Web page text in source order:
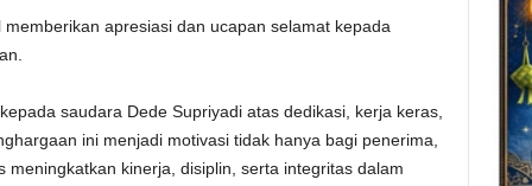
apresiasi dan ucapan selamat kepada
saudara Dede Supriyadi atas dedikasi, kerja keras,
ini menjadi motivasi tidak hanya bagi penerima,
kinerja, disiplin, serta integritas dalam